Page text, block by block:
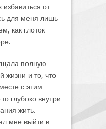
от
для меня лишь
как глоток
полную
жизни и то, что
с этим
глубоко внутри
жить.
мне выйти в